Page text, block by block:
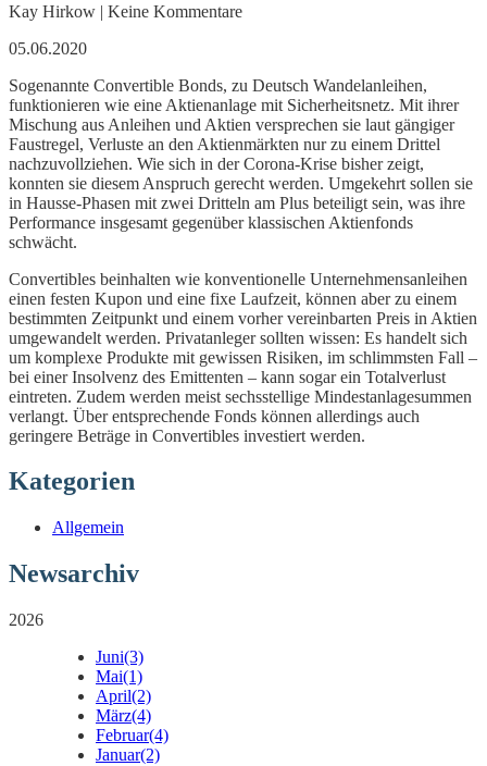
Kay Hirkow | Keine Kommentare
05.06.2020
Sogenannte Convertible Bonds, zu Deutsch Wandelanleihen,
funktionieren wie eine Aktienanlage mit Sicherheitsnetz. Mit ihrer
Mischung aus Anleihen und Aktien versprechen sie laut gängiger
Faustregel, Verluste an den Aktienmärkten nur zu einem Drittel
nachzuvollziehen. Wie sich in der Corona-Krise bisher zeigt,
konnten sie diesem Anspruch gerecht werden. Umgekehrt sollen sie
in Hausse-Phasen mit zwei Dritteln am Plus beteiligt sein, was ihre
Performance insgesamt gegenüber klassischen Aktienfonds
schwächt.
Convertibles beinhalten wie konventionelle Unternehmensanleihen
einen festen Kupon und eine fixe Laufzeit, können aber zu einem
bestimmten Zeitpunkt und einem vorher vereinbarten Preis in Aktien
umgewandelt werden. Privatanleger sollten wissen: Es handelt sich
um komplexe Produkte mit gewissen Risiken, im schlimmsten Fall –
bei einer Insolvenz des Emittenten – kann sogar ein Totalverlust
eintreten. Zudem werden meist sechsstellige Mindestanlagesummen
verlangt. Über entsprechende Fonds können allerdings auch
geringere Beträge in Convertibles investiert werden.
Kategorien
Allgemein
Newsarchiv
2026
Juni(3)
Mai(1)
April(2)
März(4)
Februar(4)
Januar(2)